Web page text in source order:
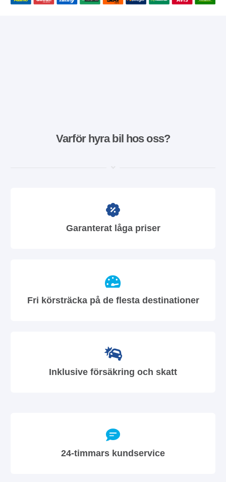
Varför hyra bil hos oss?
Garanterat låga priser
Fri körsträcka på de flesta destinationer
Inklusive försäkring och skatt
24-timmars kundservice